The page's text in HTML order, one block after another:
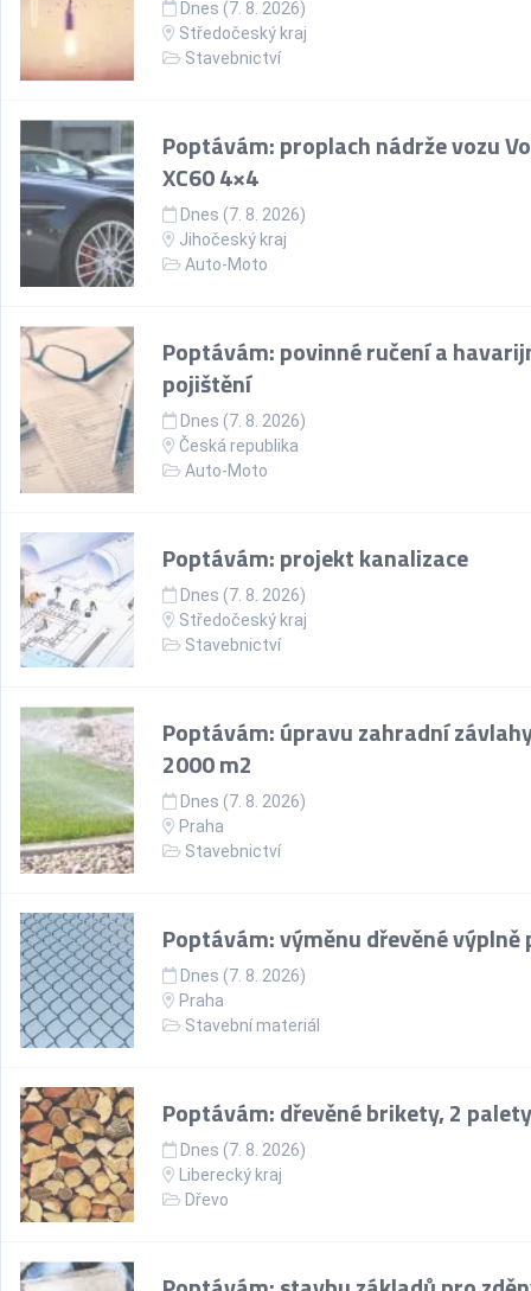
Dnes (7. 8. 2026)
Středočeský kraj
Stavebnictví
Poptávám: proplach nádrže vozu
XC60 4×4
Dnes (7. 8. 2026)
Jihočeský kraj
Auto-Moto
Poptávám: povinné ručení a
pojištění
Dnes (7. 8. 2026)
Česká republika
Auto-Moto
Poptávám: projekt kanalizace
Dnes (7. 8. 2026)
Středočeský kraj
Stavebnictví
Poptávám: úpravu zahradní
2000 m2
Dnes (7. 8. 2026)
Praha
Stavebnictví
Poptávám: výměnu dřevěné výplně
Dnes (7. 8. 2026)
Praha
Stavební materiál
Poptávám: dřevěné brikety, 2 palety
Dnes (7. 8. 2026)
Liberecký kraj
Dřevo